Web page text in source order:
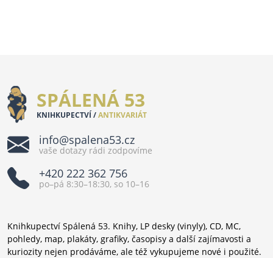
SPÁLENÁ 53
KNIHKUPECTVÍ /ANTIKVARIÁT
info@spalena53.cz
vaše dotazy rádi zodpovíme
+420 222 362 756
po–pá 8:30–18:30, so 10–16
Knihkupectví Spálená 53. Knihy, LP desky (vinyly), CD, MC,
pohledy, map, plakáty, grafiky, časopisy a další zajímavosti a
kuriozity nejen prodáváme, ale též vykupujeme nové i použité.